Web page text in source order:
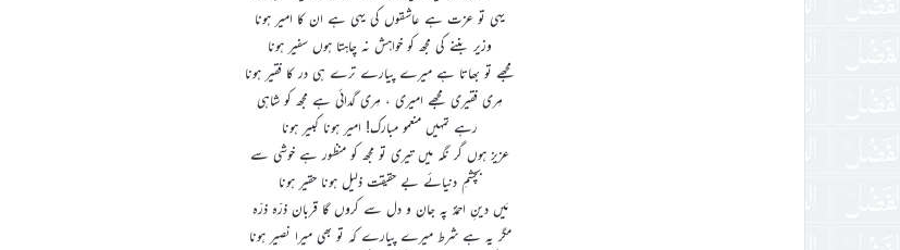
یہی تو عزت ہے عاشقوں کی یہی ہے ان کا امیر ہونا
وزیر بننے کی مجھ کو خواہش نہ چاہتا ہوں سفیر ہونا
مجھے تو بھاتا ہے میرے پیارے ترے ہی در کا فقیر ہونا
مِری فقیری مجھے امیری ، مِری گدائی ہے مجھ کو شاہی
رہے تمہیں منعمو مبارک! امیر ہونا کبیر ہونا
عزیز ہوں گر نگہ میں تیری تو مجھ کو منظور ہے خوشی سے
بچشمِ دنیائے بے حقیقت ذلیل ہونا حقیر ہونا
مَیں دینِ احمدؐ پہ جان و دل سے کروں گا قربان ذرّہ ذرّہ
مگر یہ ہے شرط میرے پیارے کہ تو بھی میرا نصیر ہونا